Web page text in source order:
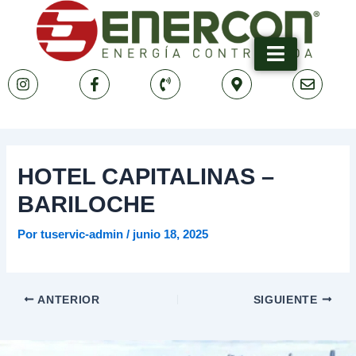
contenido
HOTEL CAPITALINAS –
BARILOCHE
Portuservic-admin/ junio 18, 2025
Navegación
entradas
ANTERIOR SIGUIENTE